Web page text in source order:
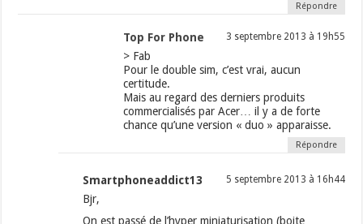
Répondre
Top For Phone 3 septembre 2013 à 19h55
> Fab
Pour le double sim, c’est vrai, aucun
certitude.
Mais au regard des derniers produits
commercialisés par Acer… il y a de forte
chance qu’une version « duo » apparaisse.
Répondre
Smartphoneaddict13 5 septembre 2013 à 16h44
Bjr,
On est passé de l’hyper miniaturisation (boite